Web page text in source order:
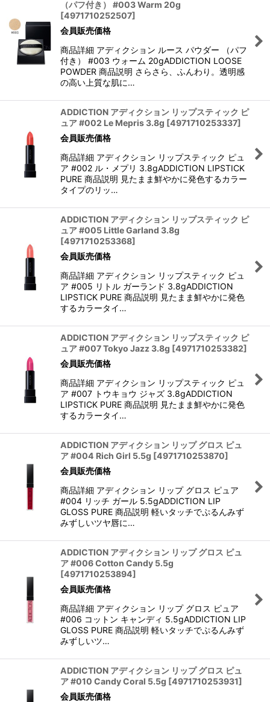
（パフ付き） #003 Warm 20g
[4971710252507]
会員販売価格
商品詳細 アディクション ルース パウダー （パフ
付き） #003 ウォーム 20gADDICTION LOOSE
POWDER 商品説明 さらさら、ふんわり。透明感
の高い上質な肌に…
ADDICTION アディクション リップスティック ピ
ュア #002 Le Mepris 3.8g [4971710253337]
会員販売価格
商品詳細 アディクション リップスティック ピュ
ア #002 ル・メプリ 3.8gADDICTION LIPSTICK
PURE 商品説明 見たまま鮮やかに発色するカラー
タイプのリッ…
ADDICTION アディクション リップスティック ピ
ュア #005 Little Garland 3.8g
[4971710253368]
会員販売価格
商品詳細 アディクション リップスティック ピュ
ア #005 リトル ガーランド 3.8gADDICTION
LIPSTICK PURE 商品説明 見たまま鮮やかに発色
するカラータイ…
ADDICTION アディクション リップスティック ピ
ュア #007 Tokyo Jazz 3.8g [4971710253382]
会員販売価格
商品詳細 アディクション リップスティック ピュ
ア #007 トウキョウ ジャズ 3.8gADDICTION
LIPSTICK PURE 商品説明 見たまま鮮やかに発色
するカラータイ…
ADDICTION アディクション リップ グロス ピュ
ア #004 Rich Girl 5.5g [4971710253870]
会員販売価格
商品詳細 アディクション リップ グロス ピュア
#004 リッチ ガール 5.5gADDICTION LIP
GLOSS PURE 商品説明 軽いタッチでぷるんみず
みずしいツヤ唇に…
ADDICTION アディクション リップ グロス ピュ
ア #006 Cotton Candy 5.5g
[4971710253894]
会員販売価格
商品詳細 アディクション リップ グロス ピュア
#006 コットン キャンディ 5.5gADDICTION LIP
GLOSS PURE 商品説明 軽いタッチでぷるんみず
みずしいツ…
ADDICTION アディクション リップ グロス ピュ
ア #010 Candy Coral 5.5g [4971710253931]
会員販売価格